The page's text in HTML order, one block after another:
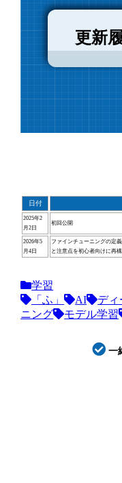
更新
日付
2025年2
月2日
初回公開
2026年5
月4日
ファインチューニングの定
と注意点を初心者向けに再
学習
「ふ」
AI デ
ニング
モデル学習
一